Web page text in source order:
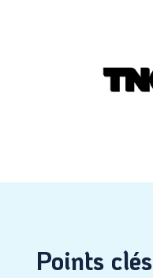
Points clés